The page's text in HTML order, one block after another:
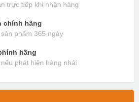
trực tiếp khi nhận hàng
chính hãng
phẩm 365 ngày
hãng
phát hiện hàng nhái